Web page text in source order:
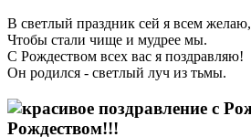
В светлый праздник сей я всем желаю,
Чтобы стали чище и мудрее мы.
С Рождеством всех вас я поздравляю!
Он родился - светлый луч из тьмы.
Рождеством!!!